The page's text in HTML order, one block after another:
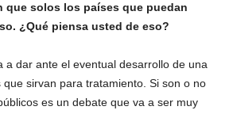
que solos los países que puedan
¿Qué piensa usted de eso?
a dar ante el eventual desarrollo de una
sirvan para tratamiento. Si son o no
es un debate que va a ser muy